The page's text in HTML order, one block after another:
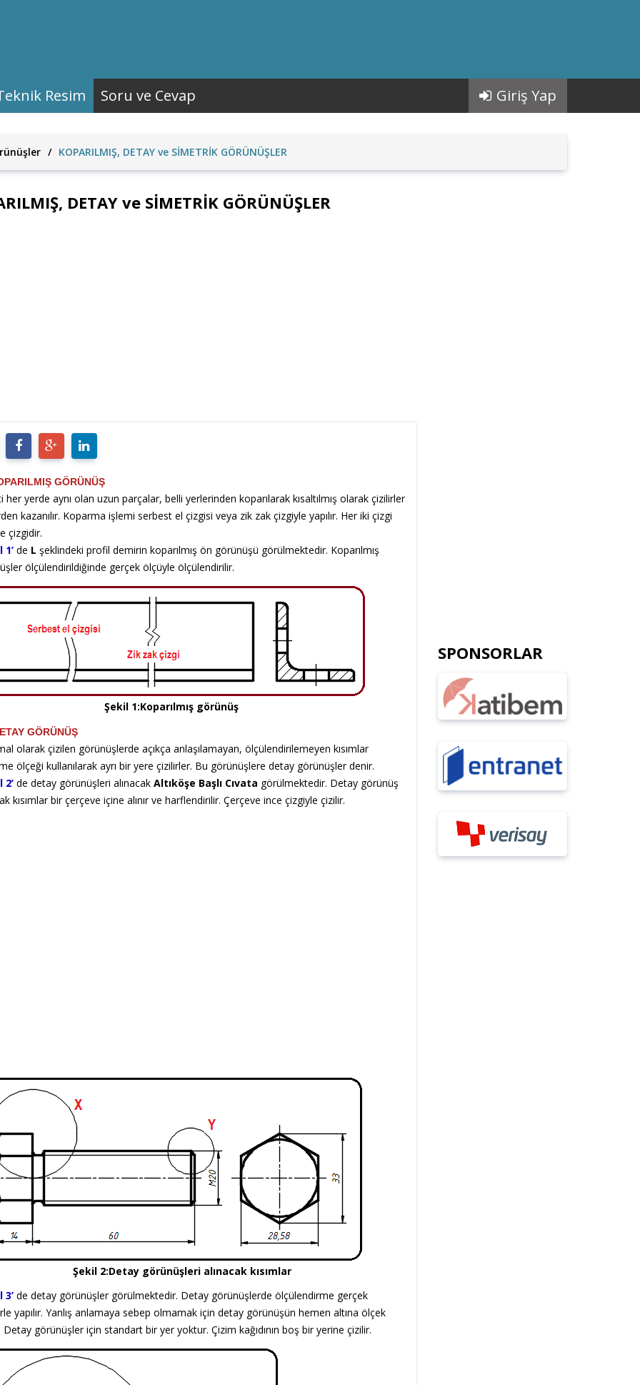
Resim Soru ve Cevap Giriş Yap
/ KOPARILMIŞ, DETAY ve SİMETRİK GÖRÜNÜŞLER
DETAY ve SİMETRİK GÖRÜNÜŞLER
GÖRÜNÜŞ
yerde aynı olan uzun parçalar, belli yerlerinden koparılarak kısaltılmış olarak çizilirler
kazanılır. Koparma işlemi serbest el çizgisi veya zik zak çizgiyle yapılır. Her iki çizgi
çizgidir.
de L şeklindeki profil demirin koparılmış ön görünüşü görülmektedir. Koparılmış
ölçülendirildiğinde gerçek ölçüyle ölçülendirilir.
1:Koparılmış görünüş
GÖRÜNÜŞ
olarak çizilen görünüşlerde açıkça anlaşılamayan, ölçülendirilemeyen kısımlar
ölçeği kullanılarak ayrı bir yere çizilirler. Bu görünüşlere detay görünüşler denir.
2’ de detay görünüşleri alınacak Altıköşe Başlı Cıvata görülmektedir. Detay görünüş
kısımlar bir çerçeve içine alınır ve harflendirilir. Çerçeve ince çizgiyle çizilir.
2:Detay görünüşleri alınacak kısımlar
de detay görünüşler görülmektedir. Detay görünüşlerde ölçülendirme gerçek
yapılır. Yanlış anlamaya sebep olmamak için detay görünüşün hemen altına ölçek
Detay görünüşler için standart bir yer yoktur. Çizim kağıdının boş bir yerine çizilir.
SPONSORLAR